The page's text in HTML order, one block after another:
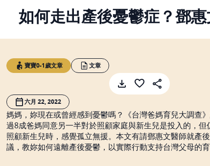
如何走出產後憂鬱症？鄧
寶寶0-1歲文章 文章
六月 22, 2022
媽媽，妳現在或曾經感到憂鬱嗎？《台灣爸媽育兒大調查
過8成爸媽同意另一半對於照顧家庭與新生兒是投入的，但
照顧新生兒時，感覺孤立無援。本文有請鄧惠文醫師就產
議，教妳如何遠離產後憂鬱，以實際行動支持台灣父母的育